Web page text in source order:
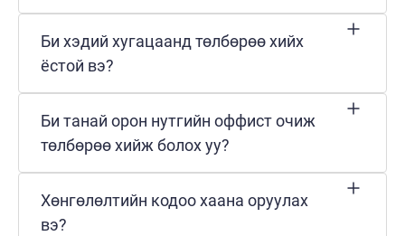
Би хэдий хугацаанд төлбөрөө хийх
ёстой вэ?
Би танай орон нутгийн оффист очиж
төлбөрөө хийж болох уу?
Хөнгөлөлтийн кодоо хаана оруулах
вэ?